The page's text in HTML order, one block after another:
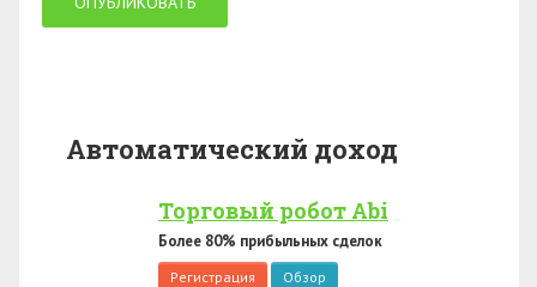
Автоматический доход
Торговый робот Abi
Более 80% прибыльных сделок
Регистрация Обзор